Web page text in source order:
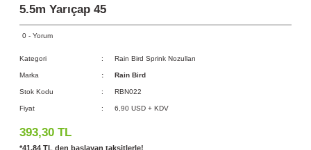
5.5m Yarıçap 45
0 - Yorum
Kategori Rain Bird Sprink Nozulları
Marka Rain Bird
Stok Kodu RBN022
Fiyat 6,90 USD + KDV
393,30 TL
*41,84 TL den başlayan taksitlerle!